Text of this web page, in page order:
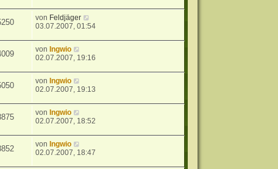
von Feldjäger
03.07.2007, 01:54
von Ingwio
02.07.2007, 19:16
von Ingwio
02.07.2007, 19:13
von Ingwio
02.07.2007, 18:52
von Ingwio
02.07.2007, 18:47